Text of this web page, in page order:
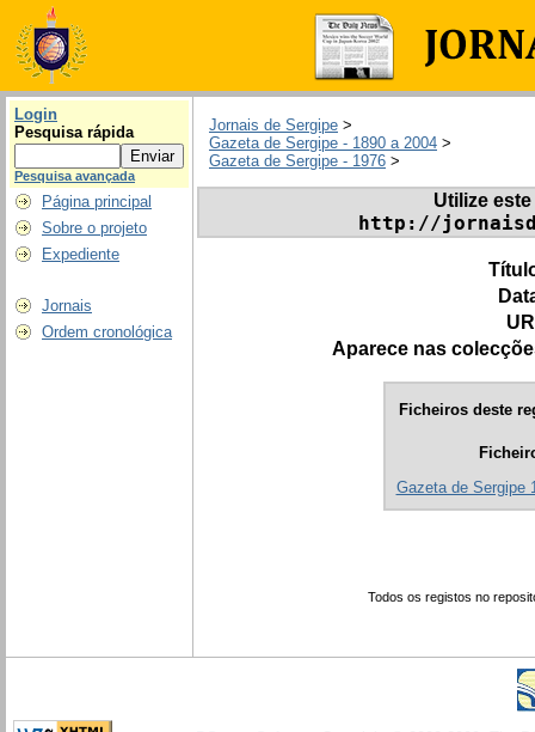
Login
Pesquisa rápida
Pesquisa avançada
Página principal
Sobre o projeto
Expediente
Jornais
Ordem cronológica
Jornais de Sergipe >
Gazeta de Sergipe - 1890 a 2004 >
Gazeta de Sergipe - 1976 >
Utilize
http://
Aparece nas
Ficheiros deste
Gazeta de Sergipe
Todos os registos no